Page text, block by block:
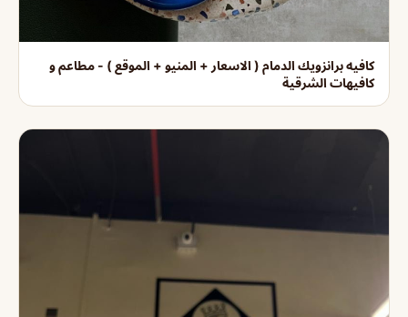
كافيه برانزويك الدمام ( الاسعار + المنيو + الموقع ) - مطاعم و
كافيهات الشرقية